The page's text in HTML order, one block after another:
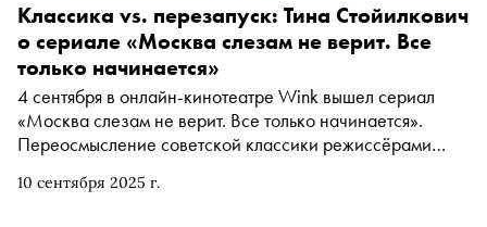
10 сентября 2025 г.
Классика vs. перезапуск: Тина Стойилкович
о сериале «Москва слезам не верит. Все
только начинается»
4 сентября в онлайн-кинотеатре Wink вышел сериал
«Москва слезам не верит. Все только начинается».
Переосмысление советской классики режиссёрами
развернётся в двух временах: в начале 2000-х и в наши